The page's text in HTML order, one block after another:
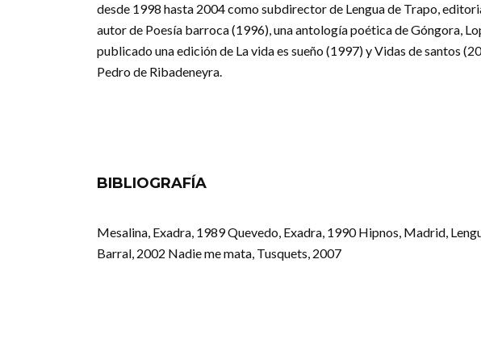
desde 1998 hasta 2004 como subdirector de Lengua de Trapo,
autor de Poesía barroca (1996), una antología poética de Góngora,
publicado una edición de La vida es sueño (1997) y Vidas de santos
Pedro de Ribadeneyra.
BIBLIOGRAFÍA
Mesalina, Exadra, 1989 Quevedo, Exadra, 1990 Hipnos, Madrid,
Barral, 2002 Nadie me mata, Tusquets, 2007